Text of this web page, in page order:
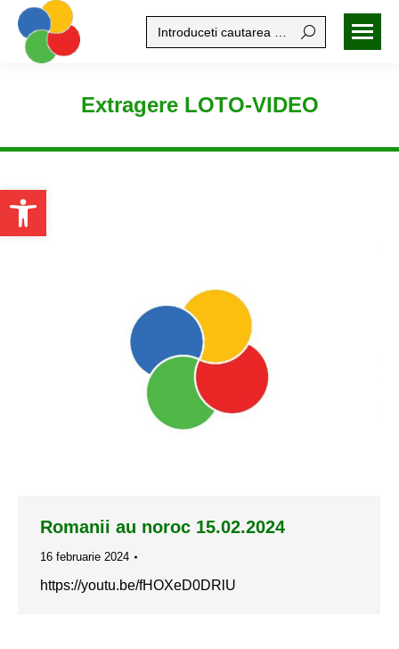
Open toolbar
Search:
Extragere LOTO-VIDEO
Romanii au noroc 15.02.2024
16 februarie 2024
https://youtu.be/fHOXeD0DRlU